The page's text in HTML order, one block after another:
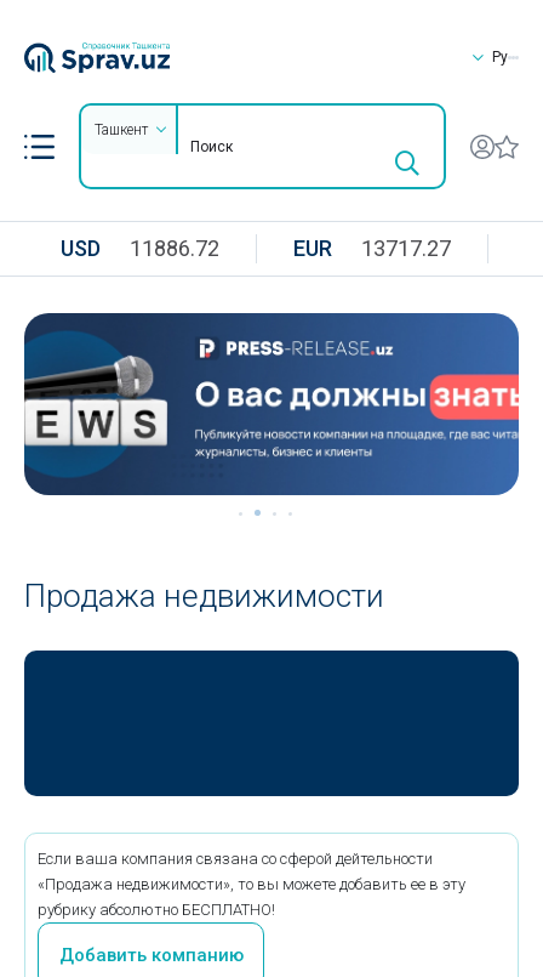
Ру
Ташкент
USD 11886.72 EUR 13717.27
Продажа недвижимости
Если ваша компания связана со сферой дейтельности
«Продажа недвижимости», то вы можете добавить ее в эту
рубрику абсолютно БЕСПЛАТНО!
Добавить компанию